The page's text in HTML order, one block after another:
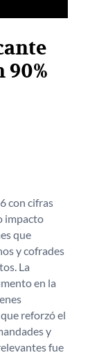
90%
con cifras
impacto
que
y cofrades
La
en la
reforzó el
y
fue